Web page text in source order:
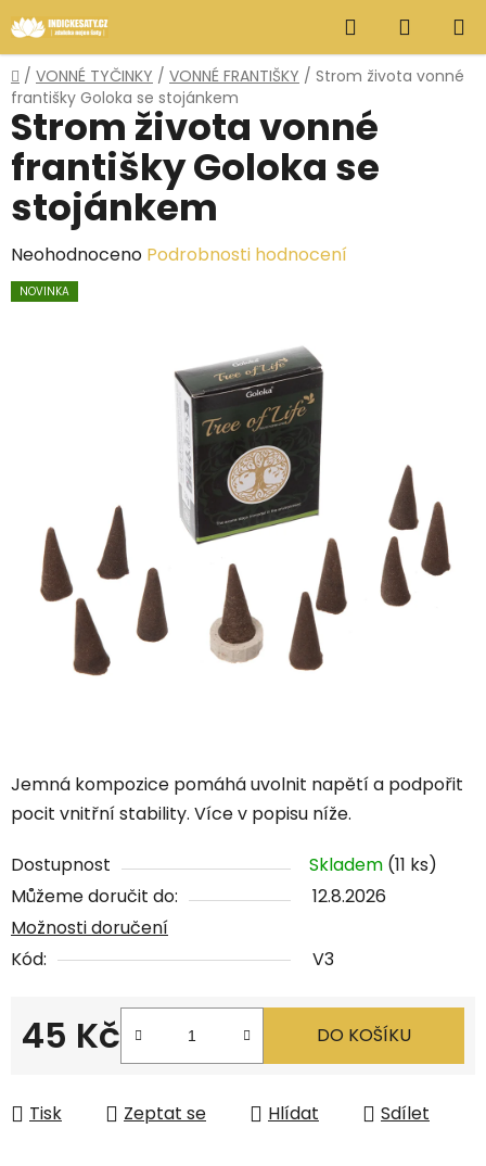
na
obsah
Hledat
KOŠÍK
Domů
/ VONNÉ TYČINKY / VONNÉ FRANTIŠKY / Strom života vonné
františky Goloka se stojánkem
Jemná kompozice pomáhá uvolnit napětí a podpořit
pocit vnitřní stability. Více v popisu níže.
Dostupnost Skladem (11 ks)
Můžeme doručit do:
12.8.2026
Možnosti doručení
Kód:
V3
45 Kč
Měrná cena:
DO KOŠÍKU
Tisk Zeptat se Hlídat Sdílet
Strom života vonné
františky Goloka se
stojánkem
Průměrné
hodnocení
Neohodnoceno Podrobnosti hodnocení
NOVINKA